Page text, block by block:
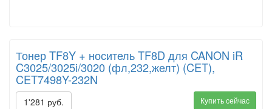
Тонер TF8Y + носитель TF8D для CANON iR
C3025/3025i/3020 (фл,232,желт) (CET),
CET7498Y-232N
1'281 руб. Купить сейчас